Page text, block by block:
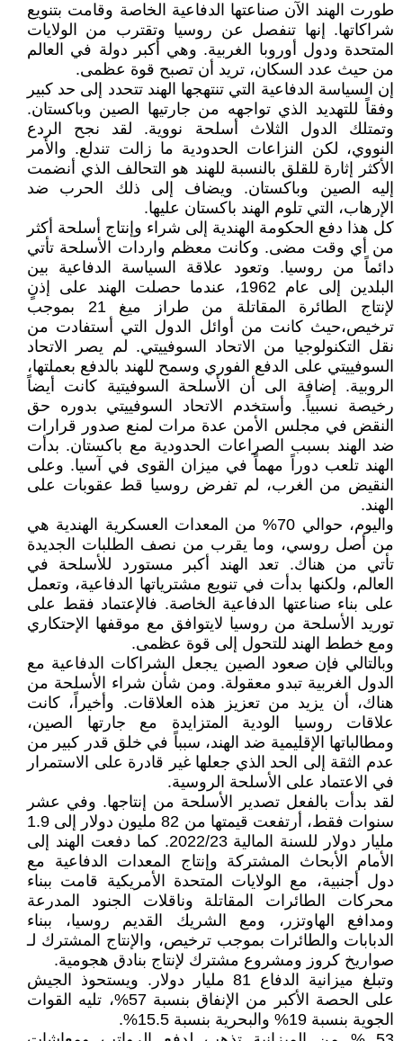
طورت الهند الآن صناعتها الدفاعية الخاصة وقامت بتنويع
شراكاتها. إنها تنفصل عن روسيا وتقترب من الولايات
المتحدة ودول أوروبا الغربية. وهي أكبر دولة في العالم
من حيث عدد السكان، تريد أن تصبح قوة عظمى.
إن السياسة الدفاعية التي تنتهجها الهند تتحدد إلى حد كبير
وفقاً للتهديد الذي تواجهه من جارتيها الصين وباكستان.
وتمتلك الدول الثلاث أسلحة نووية. لقد نجح الردع
النووي، لكن النزاعات الحدودية ما زالت تندلع. والأمر
الأكثر إثارة للقلق بالنسبة للهند هو التحالف الذي أنضمت
إليه الصين وباكستان. ويضاف إلى ذلك الحرب ضد
الإرهاب، التي تلوم الهند باكستان عليها.
كل هذا دفع الحكومة الهندية إلى شراء وإنتاج أسلحة أكثر
من أي وقت مضى. وكانت معظم واردات الأسلحة تأتي
دائماً من روسيا. وتعود علاقة السياسة الدفاعية بين
البلدين إلى عام 1962، عندما حصلت الهند على إذنٍ
لإنتاج الطائرة المقاتلة من طراز ميغ 21 بموجب
ترخيص،حيث كانت من أوائل الدول التي أستفادت من
نقل التكنولوجيا من الاتحاد السوفييتي. لم يصر الاتحاد
السوفييتي على الدفع الفوري وسمح للهند بالدفع بعملتها،
الروبية. إضافة الى أن الأسلحة السوفيتية كانت أيضاً
رخيصة نسبياً. وأستخدم الاتحاد السوفييتي بدوره حق
النقض في مجلس الأمن عدة مرات لمنع صدور قرارات
ضد الهند بسبب الصراعات الحدودية مع باكستان. بدأت
الهند تلعب دوراً مهماً في ميزان القوى في آسيا. وعلى
النقيض من الغرب، لم تفرض روسيا قط عقوبات على
الهند.
واليوم، حوالي 70% من المعدات العسكرية الهندية هي
من أصل روسي، وما يقرب من نصف الطلبات الجديدة
تأتي من هناك. تعد الهند أكبر مستورد للأسلحة في
العالم، ولكنها بدأت في تنويع مشترياتها الدفاعية، وتعمل
على بناء صناعتها الدفاعية الخاصة. فالإعتماد فقط على
توريد الأسلحة من روسيا لايتوافق مع موقفها الإحتكاري
ومع خطط الهند للتحول إلى قوة عظمى.
وبالتالي فإن صعود الصين يجعل الشراكات الدفاعية مع
الدول الغربية تبدو معقولة. ومن شأن شراء الأسلحة من
هناك، أن يزيد من تعزيز هذه العلاقات. وأخيراً، كانت
علاقات روسيا الودية المتزايدة مع جارتها الصين،
ومطالباتها الإقليمية ضد الهند، سبباً في خلق قدر كبير من
عدم الثقة إلى الحد الذي جعلها غير قادرة على الاستمرار
في الاعتماد على الأسلحة الروسية.
لقد بدأت بالفعل تصدير الأسلحة من إنتاجها. وفي عشر
سنوات فقط، أرتفعت قيمتها من 82 مليون دولار إلى 1.9
مليار دولار للسنة المالية 2022/23. كما دفعت الهند إلى
الأمام الأبحاث المشتركة وإنتاج المعدات الدفاعية مع
دول أجنبية، مع الولايات المتحدة الأمريكية قامت ببناء
محركات الطائرات المقاتلة وناقلات الجنود المدرعة
ومدافع الهاوتزر، ومع الشريك القديم روسيا، ببناء
الدبابات والطائرات بموجب ترخيص، والإنتاج المشترك لـ
صواريخ كروز ومشروع مشترك لإنتاج بنادق هجومية.
وتبلغ ميزانية الدفاع 81 مليار دولار. ويستحوذ الجيش
على الحصة الأكبر من الإنفاق بنسبة 57%، تليه القوات
الجوية بنسبة 19% والبحرية بنسبة 15.5%.